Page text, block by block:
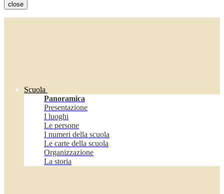
close
Scuola
Panoramica
Presentazione
I luoghi
Le persone
I numeri della scuola
Le carte della scuola
Organizzazione
La storia